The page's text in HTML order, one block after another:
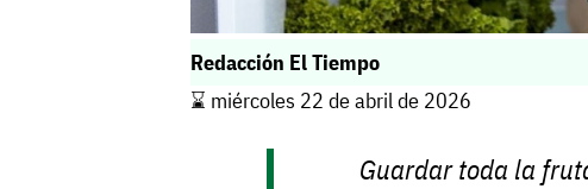
Redacción El Tiempo
⌛️ miércoles 22 de abril de 2026
Guardar toda la